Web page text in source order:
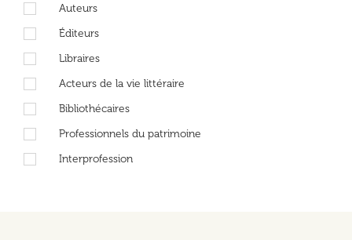
Auteurs
Éditeurs
Libraires
Acteurs de la vie littéraire
Bibliothécaires
Professionnels du patrimoine
Interprofession